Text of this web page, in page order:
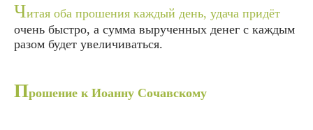
Читая оба прошения каждый день, удача придёт
очень быстро, а сумма вырученных денег с каждым
разом будет увеличиваться.
Прошение к Иоанну Сочавскому